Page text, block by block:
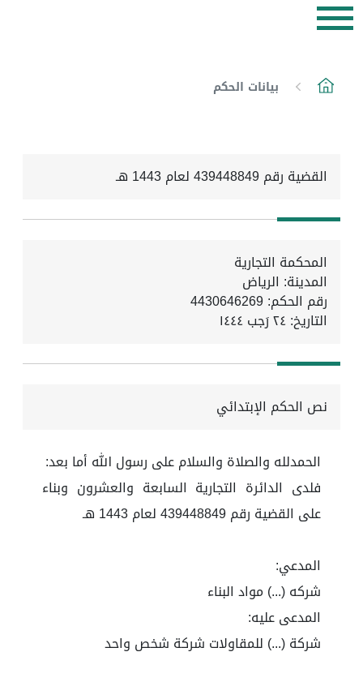
بيانات الحكم
القضية رقم 439448849 لعام 1443 هـ
المحكمة التجارية
المدينة: الرياض
رقم الحكم: 4430646269
التاريخ: ٢٤ رَجب ١٤٤٤
نص الحكم الإبتدائي
الحمدلله والصلاة والسلام على رسول الله أما بعد:
فلدى الدائرة التجارية السابعة والعشرون وبناء
على القضية رقم 439448849 لعام 1443 هـ
المدعي:
شركه (...) مواد البناء
المدعى عليه:
شركة (...) للمقاولات شركة شخص واحد